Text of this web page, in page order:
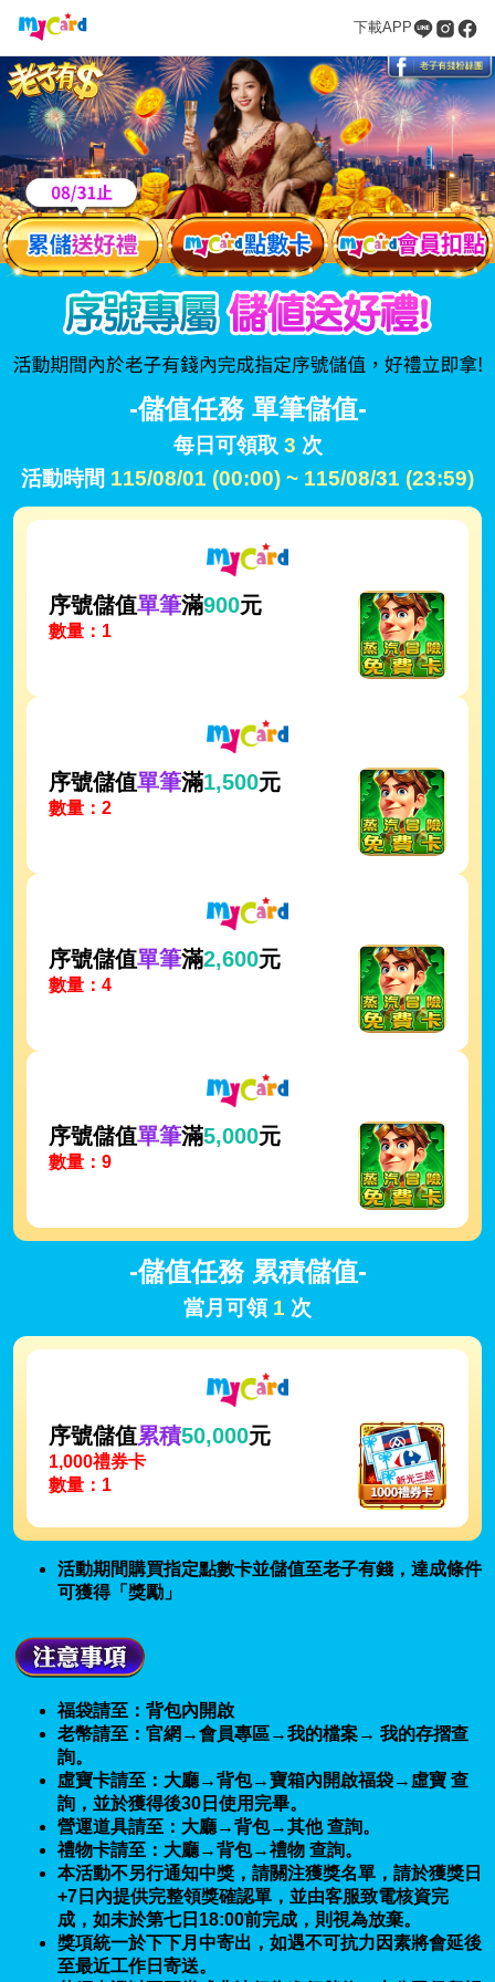
下載APP
-儲值任務 單筆儲值-
每日可領取 3 次
活動時間 115/08/01 (00:00) ~ 115/08/31 (23:59)
序號儲值單筆滿900元
數量：1
序號儲值單筆滿1,500元
數量：2
序號儲值單筆滿2,600元
數量：4
序號儲值單筆滿5,000元
數量：9
-儲值任務 累積儲值-
當月可領 1 次
序號儲值累積50,000元
1,000禮券卡
數量：1
活動期間購買指定點數卡並儲值至老子有錢，達成條件
可獲得「獎勵」
福袋請至：背包內開啟
老幣請至：官網→會員專區→我的檔案→ 我的存摺查
詢。
虛寶卡請至：大廳→背包→寶箱內開啟福袋→虛寶 查
詢，並於獲得後30日使用完畢。
營運道具請至：大廳→背包→其他 查詢。
禮物卡請至：大廳→背包→禮物 查詢。
本活動不另行通知中獎，請關注獲獎名單，請於獲獎日
+7日內提供完整領獎確認單，並由客服致電核資完
成，如未於第七日18:00前完成，則視為放棄。
獎項統一於下下月中寄出，如遇不可抗力因素將會延後
至最近工作日寄送。